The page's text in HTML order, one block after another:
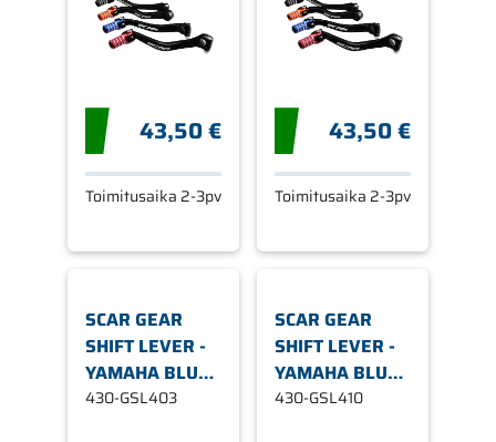
43,50 €
Toimitusaika 2-3pv
43,50 €
Toimitusaika 2-3pv
SCAR GEAR
SHIFT LEVER -
YAMAHA BLUE
TIP
430-GSL403
SCAR GEAR
SHIFT LEVER -
YAMAHA BLUE
TIP
430-GSL410